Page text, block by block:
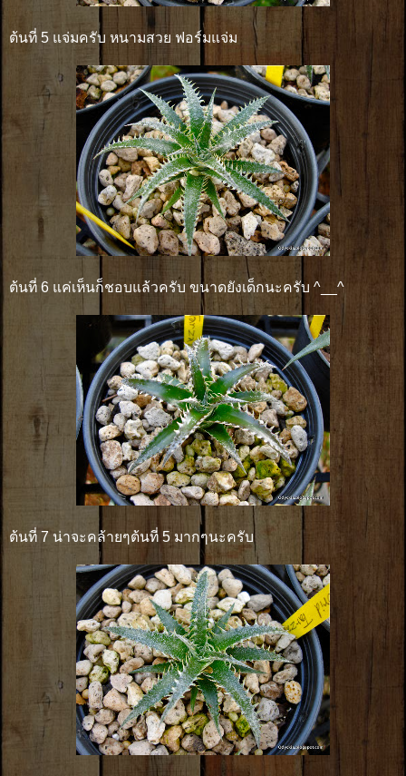
ต้นที่ 5 แจ่มครับ หนามสวย ฟอร์มแจ่ม
ต้นที่ 6 แค่เห็นก็ชอบแล้วครับ ขนาดยังเด็กนะครับ ^__^
ต้นที่ 7 น่าจะคล้ายๆต้นที่ 5 มากๆนะครับ